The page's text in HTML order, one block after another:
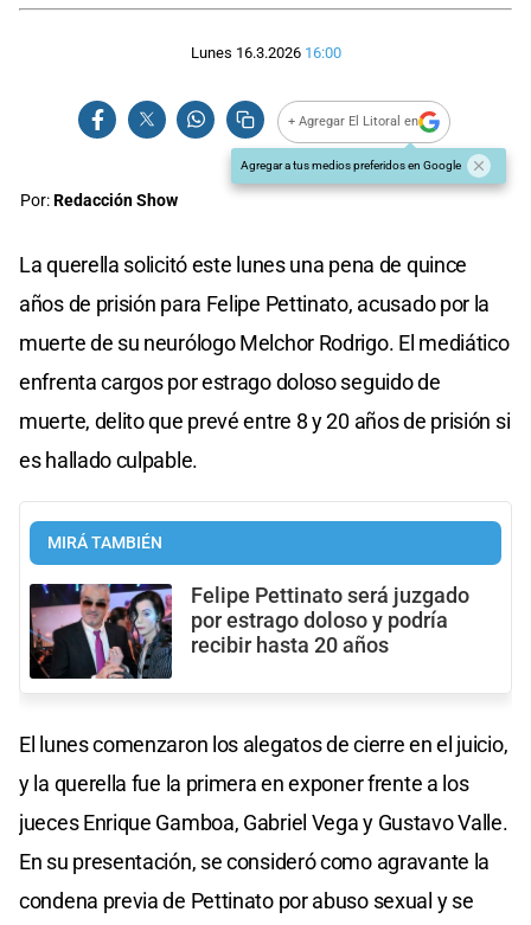
Lunes 16.3.2026 16:00
+ Agregar El Litoral en
Agregar a tus medios preferidos en Google
Por:Redacción Show
La querella solicitó este lunes una pena de quince
años de prisión para Felipe Pettinato, acusado por la
muerte de su neurólogo Melchor Rodrigo. El mediático
enfrenta cargos por estrago doloso seguido de
muerte, delito que prevé entre 8 y 20 años de prisión si
es hallado culpable.
MIRÁ TAMBIÉN
Felipe Pettinato será juzgado
por estrago doloso y podría
recibir hasta 20 años
El lunes comenzaron los alegatos de cierre en el juicio,
y la querella fue la primera en exponer frente a los
jueces Enrique Gamboa, Gabriel Vega y Gustavo Valle.
En su presentación, se consideró como agravante la
condena previa de Pettinato por abuso sexual y se